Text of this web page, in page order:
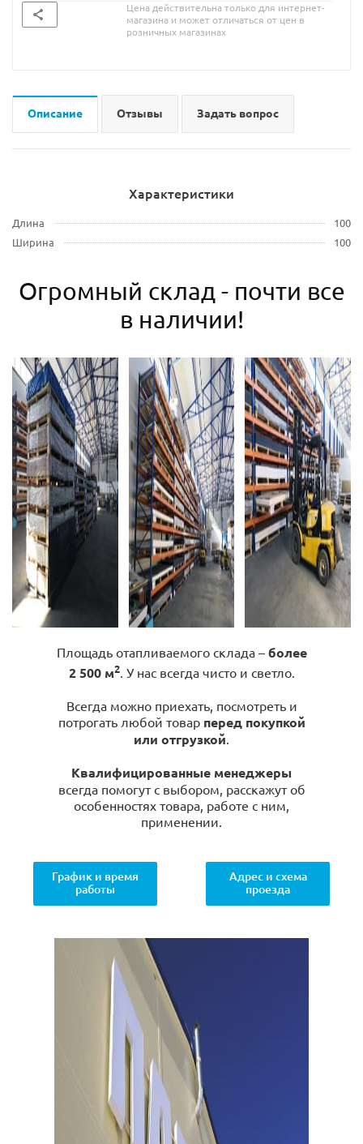
Цена действительна только для интернет-
магазина и может отличаться от цен в
розничных магазинах
Описание Отзывы Задать вопрос
Характеристики
Длина
100
Ширина
100
Огромный склад - почти все
в наличии!
Площадь отапливаемого склада – более
2 500 м2. У нас всегда чисто и светло.
Всегда можно приехать, посмотреть и
потрогать любой товар перед покупкой
или отгрузкой.
Квалифицированные менеджеры
всегда помогут с выбором, расскажут об
особенностях товара, работе с ним,
применении.
График и время
работы
Адрес и схема
проезда